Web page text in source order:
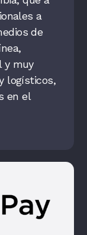
a
de
y muy
logísticos,
en el